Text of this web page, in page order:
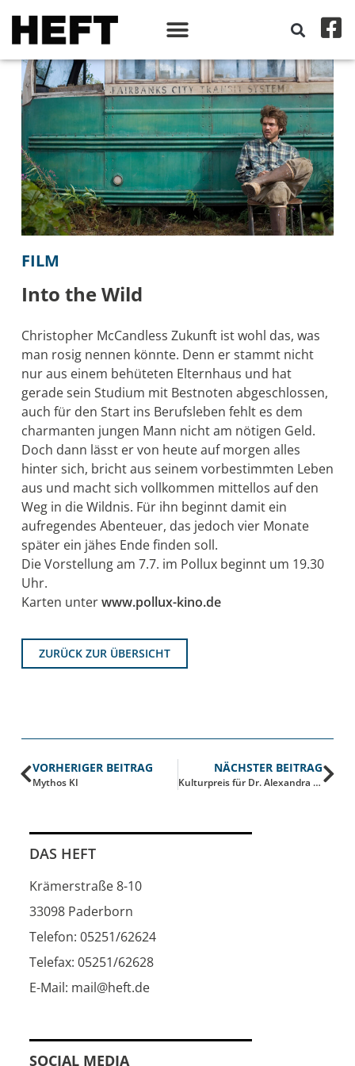
FILM
Into the Wild
Christopher McCandless Zukunft ist wohl das, was
man rosig nennen könnte. Denn er stammt nicht
nur aus einem behüteten Elternhaus und hat
gerade sein Studium mit Bestnoten abgeschlossen,
auch für den Start ins Berufsleben fehlt es dem
charmanten jungen Mann nicht am nötigen Geld.
Doch dann lässt er von heute auf morgen alles
hinter sich, bricht aus seinem vorbestimmten Leben
aus und macht sich vollkommen mittellos auf den
Weg in die Wildnis. Für ihn beginnt damit ein
aufregendes Abenteuer, das jedoch vier Monate
später ein jähes Ende finden soll.
Die Vorstellung am 7.7. im Pollux beginnt um 19.30
Uhr.
Karten unterwww.pollux-kino.de
ZURÜCK ZUR ÜBERSICHT
VORHERIGER BEITRAG
Mythos KI
NÄCHSTER BEITRAG
Kulturpreis für Dr. Alexandra Sucrow
DAS HEFT
Krämerstraße 8-10
33098 Paderborn
Telefon: 05251/62624
Telefax: 05251/62628
E-Mail: mail@heft.de
SOCIAL MEDIA